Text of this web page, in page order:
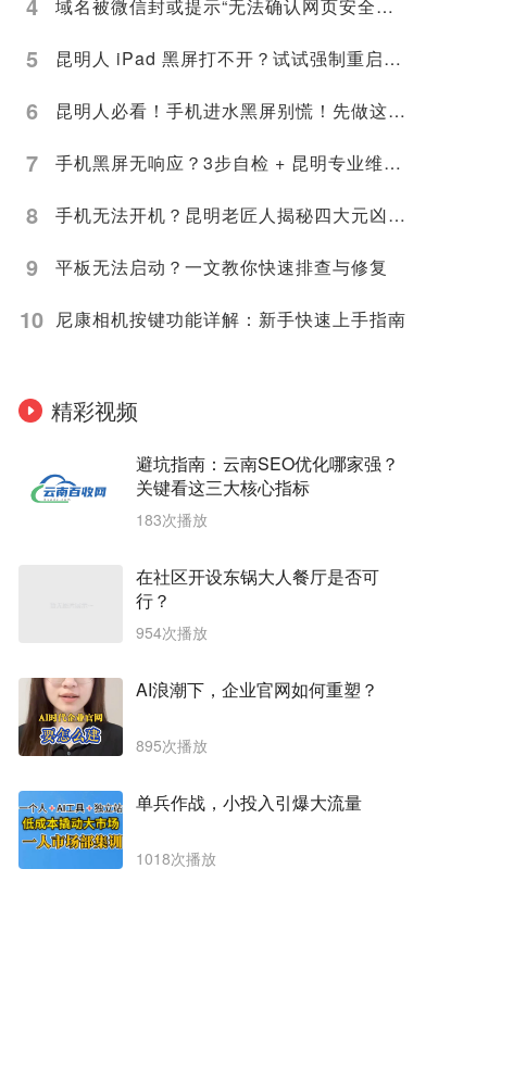
域名被微信封或提示“无法确认网页安全性”怎么回事？如何解决
5 昆明人 iPad 黑屏打不开？试试强制重启方法
6 昆明人必看！手机进水黑屏别慌！先做这3步保命
7 手机黑屏无响应？3步自检 + 昆明专业维修保障
8 手机无法开机？昆明老匠人揭秘四大元凶与应急妙招
9 平板无法启动？一文教你快速排查与修复
10 尼康相机按键功能详解：新手快速上手指南
精彩视频
避坑指南：云南SEO优化哪家强？
关键看这三大核心指标
183次播放
在社区开设东锅大人餐厅是否可
行？
954次播放
AI浪潮下，企业官网如何重塑？
895次播放
单兵作战，小投入引爆大流量
1018次播放